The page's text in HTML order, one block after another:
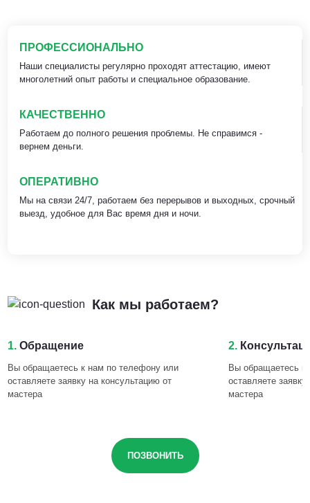
ПРОФЕССИОНАЛЬНО
Наши специалисты регулярно проходят аттестацию, имеют
многолетний опыт работы и специальное образование.
КАЧЕСТВЕННО
Работаем до полного решения проблемы. Не справимся -
вернем деньги.
ОПЕРАТИВНО
Мы на связи 24/7, работаем без перерывов и выходных, срочный
выезд, удобное для Вас время дня и ночи.
Как мы работаем?
1. Обращение
Вы обращаетесь к нам по телефону или
оставляете заявку на консультацию от
мастера
2.
Вы обращаетесь
оставляете
мастера
ПОЗВОНИТЬ